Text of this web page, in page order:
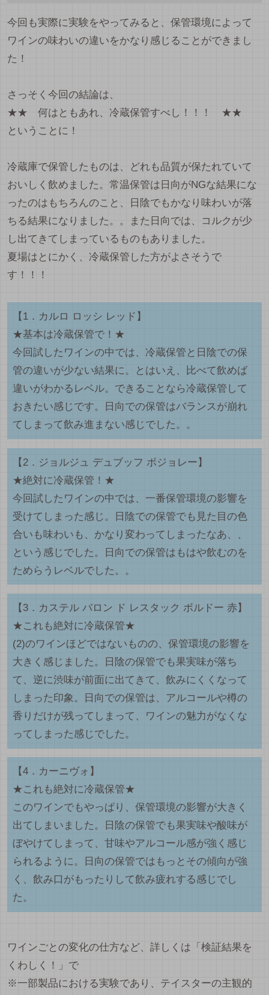
今回も実際に実験をやってみると、保管環境によって
ワインの味わいの違いをかなり感じることができまし
た！
さっそく今回の結論は、
★★ 何はともあれ、冷蔵保管すべし！！！ ★★
ということに！
冷蔵庫で保管したものは、どれも品質が保たれていて
おいしく飲めました。常温保管は日向がNGな結果にな
ったのはもちろんのこと、日陰でもかなり味わいが落
ちる結果になりました。。また日向では、コルクが少
し出てきてしまっているものもありました。
夏場はとにかく、冷蔵保管した方がよさそうで
す！！！
【1．カルロ ロッシ レッド】
★基本は冷蔵保管で！★
今回試したワインの中では、冷蔵保管と日陰での保
管の違いが少ない結果に。とはいえ、比べて飲めば
違いがわかるレベル。できることなら冷蔵保管して
おきたい感じです。日向での保管はバランスが崩れ
てしまって飲み進まない感じでした。。
【2．ジョルジュ デュブッフ ボジョレー】
★絶対に冷蔵保管！★
今回試したワインの中では、一番保管環境の影響を
受けてしまった感じ。日陰での保管でも見た目の色
合いも味わいも、かなり変わってしまったなあ、、
という感じでした。日向での保管はもはや飲むのを
ためらうレベルでした。。
【3．カステル バロン ド レスタック ボルドー 赤】
★これも絶対に冷蔵保管★
(2)のワインほどではないものの、保管環境の影響を
大きく感じました。日陰の保管でも果実味が落ち
て、逆に渋味が前面に出てきて、飲みにくくなって
しまった印象。日向での保管は、アルコールや樽の
香りだけが残ってしまって、ワインの魅力がなくな
ってしまった感じでした。
【4．カーニヴォ】
★これも絶対に冷蔵保管★
このワインでもやっぱり、保管環境の影響が大きく
出てしまいました。日陰の保管でも果実味や酸味が
ぼやけてしまって、甘味やアルコール感が強く感じ
られるように。日向の保管ではもっとその傾向が強
く、飲み口がもったりして飲み疲れする感じでし
た。
ワインごとの変化の仕方など、詳しくは「検証結果を
くわしく！」で
※一部製品における実験であり、テイスターの主観的